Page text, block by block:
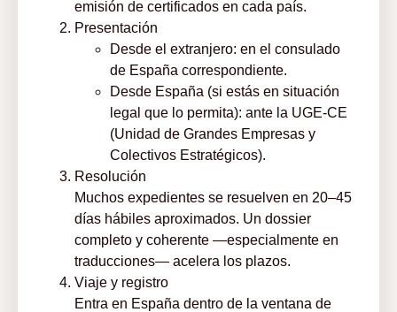
emisión de certificados en cada país.
Presentación
Desde el extranjero: en el consulado
de España correspondiente.
Desde España (si estás en situación
legal que lo permita): ante la UGE-CE
(Unidad de Grandes Empresas y
Colectivos Estratégicos).
Resolución
Muchos expedientes se resuelven en 20–45
días hábiles aproximados. Un dossier
completo y coherente —especialmente en
traducciones— acelera los plazos.
Viaje y registro
Entra en España dentro de la ventana de